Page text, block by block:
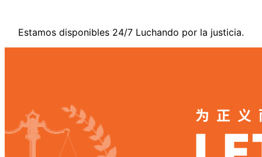
Estamos disponibles 24/7 Luchando por la justicia.